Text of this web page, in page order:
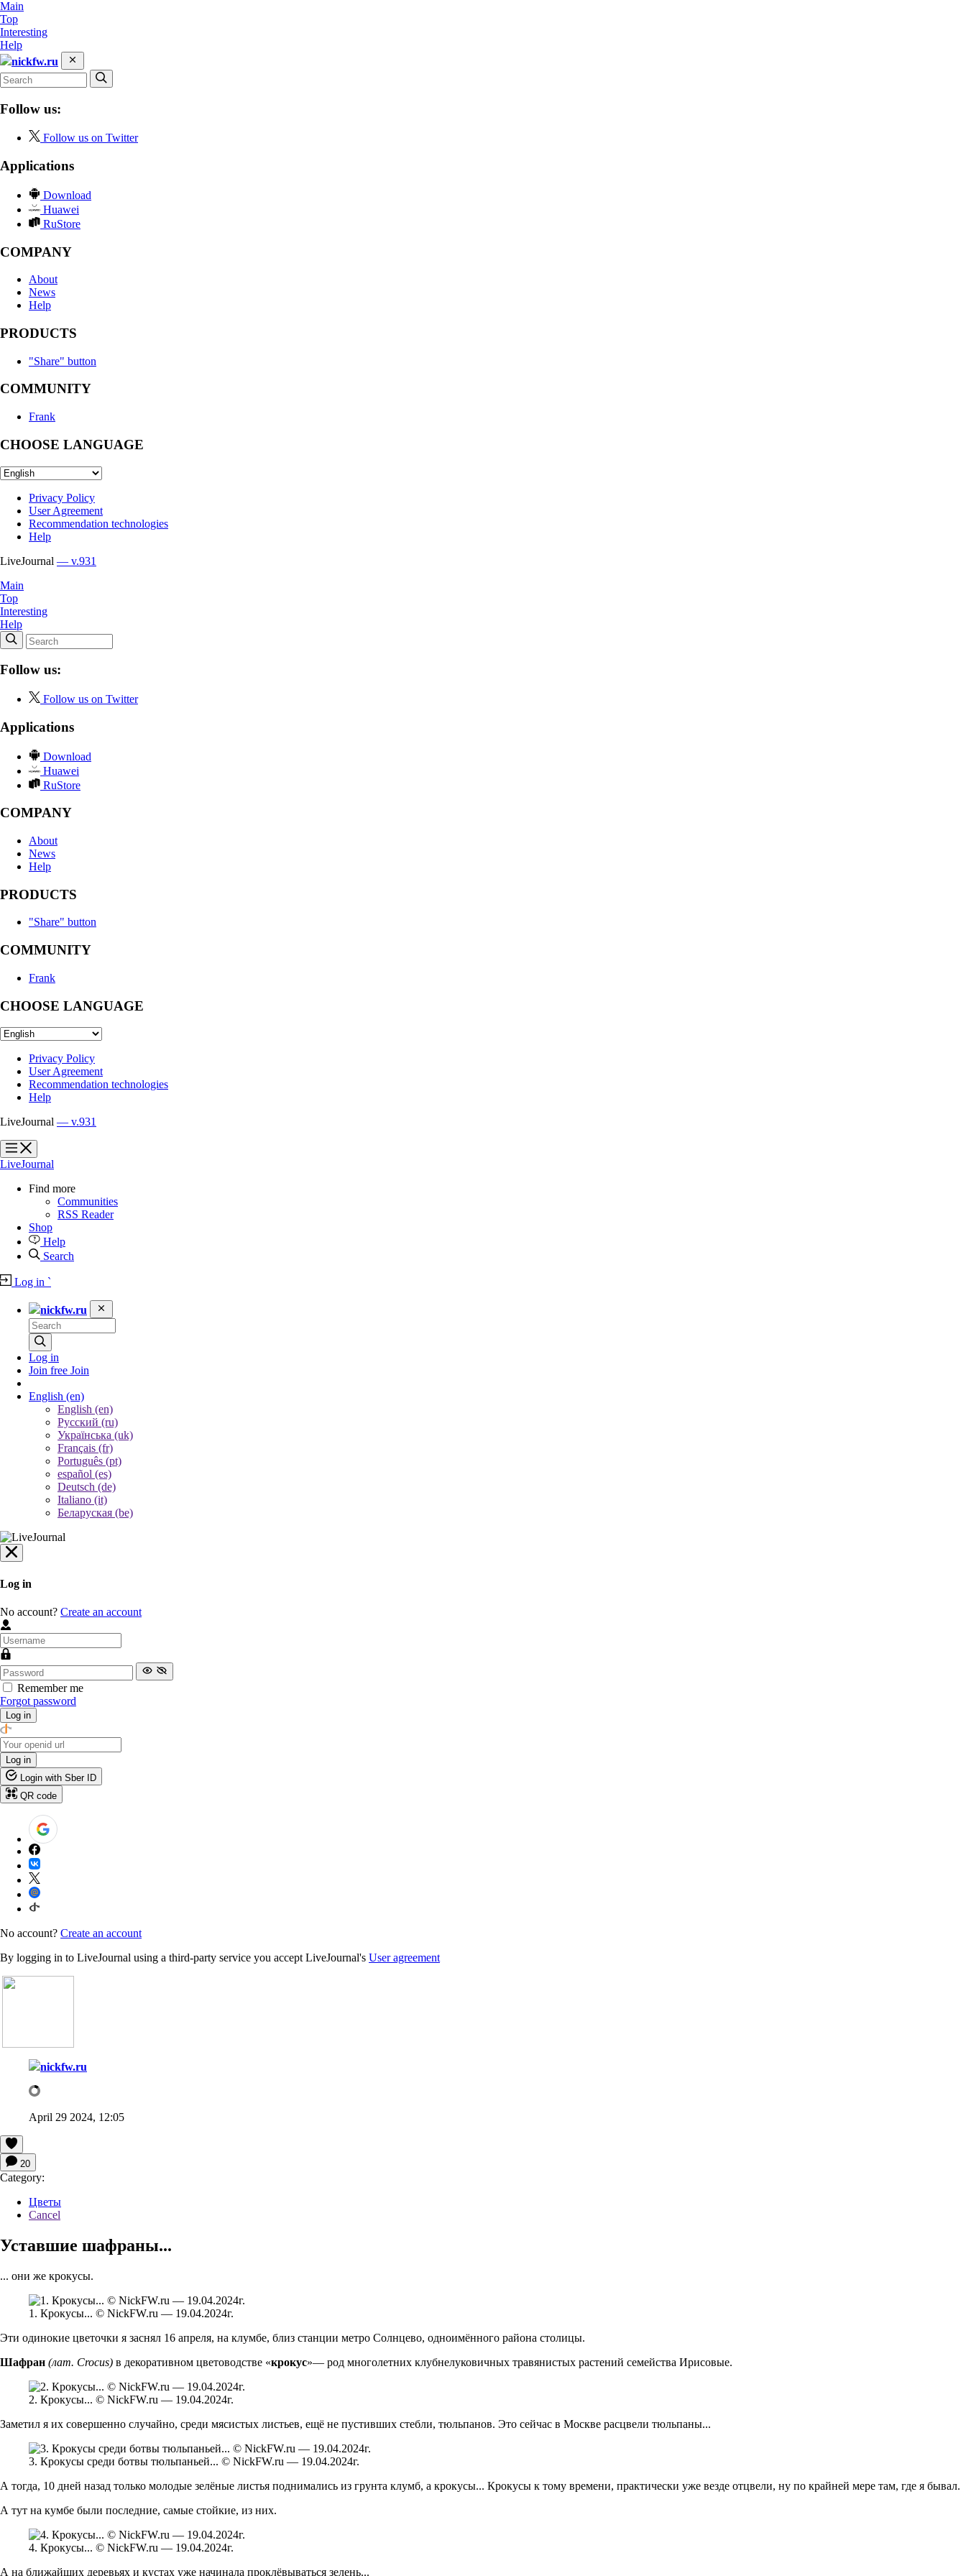
Main
Top
Interesting
Help
nickfw.ru
Follow us:
Follow us on Twitter
Applications
Download
Huawei
RuStore
COMPANY
About
News
Help
PRODUCTS
"Share" button
COMMUNITY
Frank
CHOOSE LANGUAGE
Privacy Policy
User Agreement
Recommendation technologies
Help
LiveJournal — v.931
Main
Top
Interesting
Help
Follow us:
Follow us on Twitter
Applications
Download
Huawei
RuStore
COMPANY
About
News
Help
PRODUCTS
"Share" button
COMMUNITY
Frank
CHOOSE LANGUAGE
Privacy Policy
User Agreement
Recommendation technologies
Help
LiveJournal — v.931
?
?
LiveJournal
Find more
Communities
RSS Reader
Shop
Help
Search
Log in `
nickfw.ru
Log in
Join free Join
English (en)
English (en)
Русский (ru)
Українська (uk)
Français (fr)
Português (pt)
español (es)
Deutsch (de)
Italiano (it)
Беларуская (be)
Log in
No account? Create an account
Remember me
Forgot password
Log in
Log in
Login with Sber ID
QR code
No account? Create an account
By logging in to LiveJournal using a third-party service you accept LiveJournal's User agreement
nickfw.ru
April 29 2024, 12:05
20
Category:
Цветы
Cancel
Уставшие шафраны...
... они же крокусы.
1. Крокусы... © NickFW.ru — 19.04.2024г.
Эти одинокие цветочки я заснял 16 апреля, на клумбе, близ станции метро Солнцево, одноимённого района столицы.
Шафран (лат. Crocus) в декоративном цветоводстве «крокус»— род многолетних клубнелуковичных травянистых растений семейства Ирисовые.
2. Крокусы... © NickFW.ru — 19.04.2024г.
Заметил я их совершенно случайно, среди мясистых листьев, ещё не пустивших стебли, тюльпанов. Это сейчас в Москве расцвели тюльпаны...
3. Крокусы среди ботвы тюльпаньей... © NickFW.ru — 19.04.2024г.
А тогда, 10 дней назад только молодые зелёные листья поднимались из грунта клумб, а крокусы... Крокусы к тому времени, практически уже везде отцвели, ну по крайней мере там, где я бывал.
А тут на кумбе были последние, самые стойкие, из них.
4. Крокусы... © NickFW.ru — 19.04.2024г.
А на ближайших деревьях и кустах уже начинала проклёвываться зелень...